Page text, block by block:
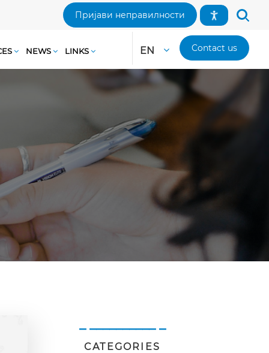
Пријави неправилности
NEWS LINKS EN Contact us
_ __________ _
CATEGORIES